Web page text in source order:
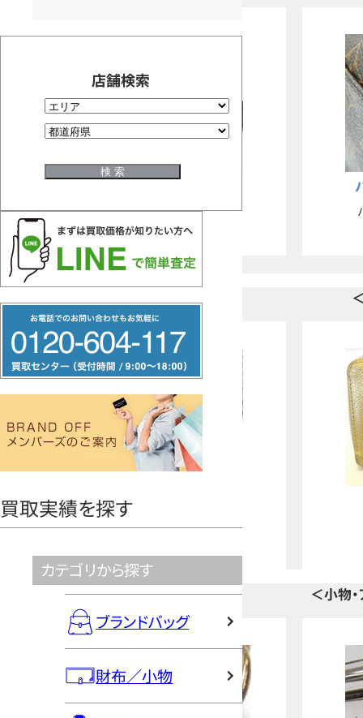
店舗検索
リ
ー
ヤ
買取実績を探す
カテゴリから探す
ブランドバッグ
財布／小物
付け根焼け跡
取OK
パイピング革剥げ・擦れ
ヴィトン
れ 汚れ・使用感
＜小物